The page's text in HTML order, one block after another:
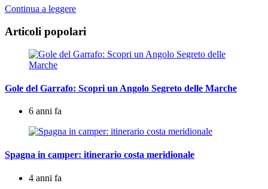
Continua a leggere
Articoli popolari
Gole del Garrafo: Scopri un Angolo Segreto delle Marche
6 anni fa
Spagna in camper: itinerario costa meridionale
4 anni fa